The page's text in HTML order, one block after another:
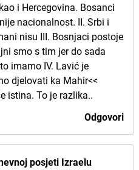
i Hercegovina. Bosanci
nacionalnost. II. Srbi i
nisu III. Bosnjaci postoje
smo s tim jer do sada
imamo IV. Lavić je
djelovati ka Mahir<<
istina. To je razlika..
Odgovori
posjeti Izraelu